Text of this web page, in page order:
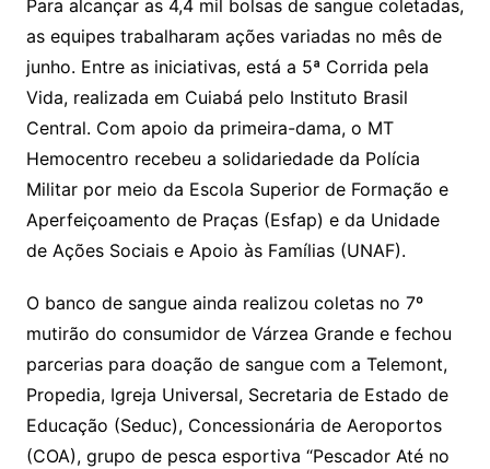
Para alcançar as 4,4 mil bolsas de sangue coletadas,
as equipes trabalharam ações variadas no mês de
junho. Entre as iniciativas, está a 5ª Corrida pela
Vida, realizada em Cuiabá pelo Instituto Brasil
Central. Com apoio da primeira-dama, o MT
Hemocentro recebeu a solidariedade da Polícia
Militar por meio da Escola Superior de Formação e
Aperfeiçoamento de Praças (Esfap) e da Unidade
de Ações Sociais e Apoio às Famílias (UNAF).
O banco de sangue ainda realizou coletas no 7º
mutirão do consumidor de Várzea Grande e fechou
parcerias para doação de sangue com a Telemont,
Propedia, Igreja Universal, Secretaria de Estado de
Educação (Seduc), Concessionária de Aeroportos
(COA), grupo de pesca esportiva “Pescador Até no